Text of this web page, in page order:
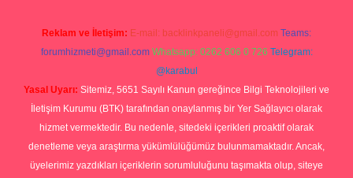
Reklam ve İletişim: E-mail: backlinkpaneli@gmail.com Teams:
forumhizmeti@gmail.com Whatsapp: 0262 606 0 726 Telegram:
@karabul
Yasal Uyarı: Sitemiz, 5651 Sayılı Kanun gereğince Bilgi Teknolojileri ve
İletişim Kurumu (BTK) tarafından onaylanmış bir Yer Sağlayıcı olarak
hizmet vermektedir. Bu nedenle, sitedeki içerikleri proaktif olarak
denetleme veya araştırma yükümlülüğümüz bulunmamaktadır. Ancak,
üyelerimiz yazdıkları içeriklerin sorumluluğunu taşımakta olup, siteye